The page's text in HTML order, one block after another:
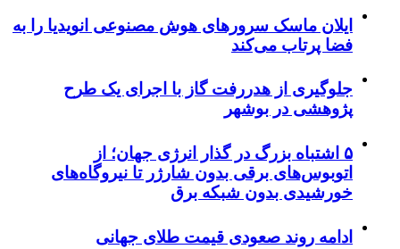
ایلان ماسک سرورهای هوش مصنوعی انویدیا را به
فضا پرتاب می‌کند
جلوگیری از هدررفت گاز با اجرای یک طرح
پژوهشی در بوشهر
۵ اشتباه بزرگ در گذار انرژی جهان؛ از
اتوبوس‌های برقی بدون شارژر تا نیروگاه‌های
خورشیدی بدون شبکه برق
ادامه روند صعودی قیمت طلای جهانی